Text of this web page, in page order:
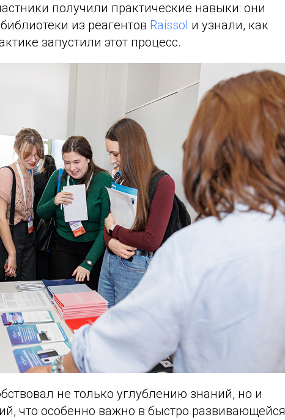
получили практические навыки: они
из реагентов Raissol и узнали, как
запустили этот процесс.
не только углублению знаний, но и
что особенно важно в быстро развивающейся